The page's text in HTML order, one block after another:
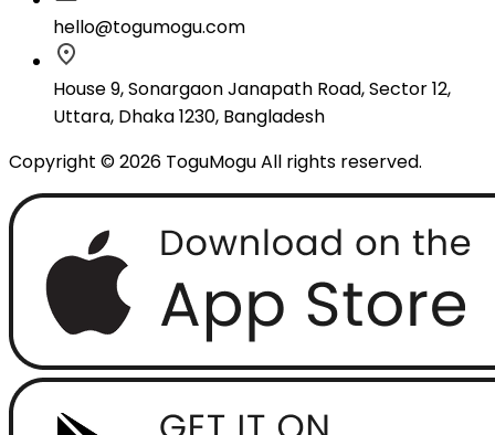
hello@togumogu.com
House 9, Sonargaon Janapath Road, Sector 12,
Uttara, Dhaka 1230, Bangladesh
Copyright © 2026 ToguMogu All rights reserved.